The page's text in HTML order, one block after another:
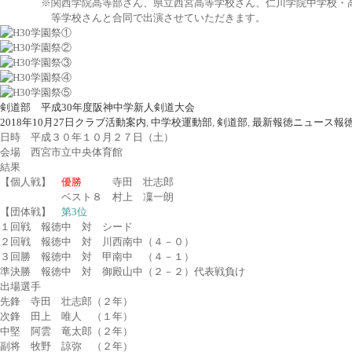
※関西学院高等部さん、県立西宮高等学校さん、仁川学院中学校・
等学校さんと合同で出演させていただきます。
剣道部 平成30年度阪神中学新人剣道大会
2018年10月27日 クラブ活動案内, 中学校運動部, 剣道部, 最新報徳ニュース報
日時 平成３０年１０月２７日（土）
会場 西宮市立中央体育館
結果
【個人戦】 優勝 寺田 壮志郎
ベスト８ 村上 凜一朗
【団体戦】 第3位
１回戦 報徳中 対 シード
２回戦 報徳中 対 川西南中（４－０）
３回勝 報徳中 対 甲南中 （４－１）
準決勝 報徳中 対 御殿山中（２－２）代表戦負け
出場選手
先鋒 寺田 壮志郎（２年）
次鋒 田上 唯人 （１年）
中堅 阿雲 竜太郎（２年）
副将 牧野 諒弥 （２年）